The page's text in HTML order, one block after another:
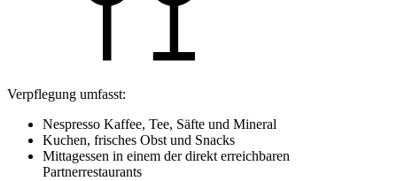
Verpflegung umfasst:
Nespresso Kaffee, Tee, Säfte und Mineral
Kuchen, frisches Obst und Snacks
Mittagessen in einem der direkt erreichbaren
Partnerrestaurants